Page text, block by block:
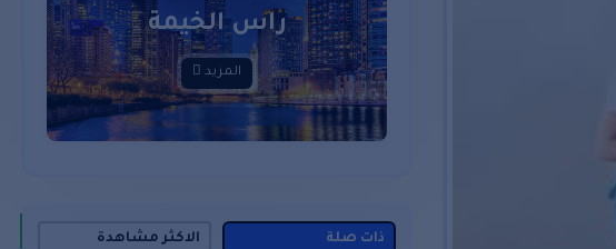
راس الخيمة
المزيد
ذات صلة الاكثر مشاهدة